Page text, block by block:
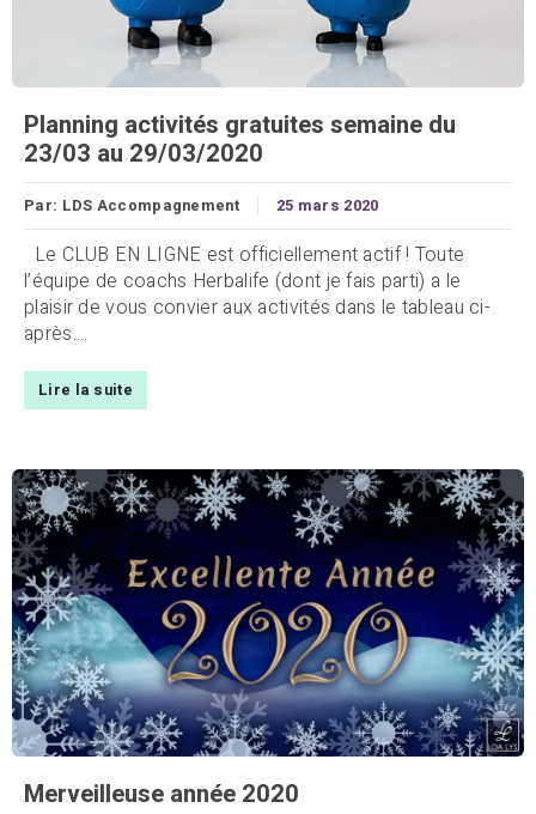
Planning activités gratuites semaine du
23/03 au 29/03/2020
Par: LDS Accompagnement 25 mars 2020
Le CLUB EN LIGNE est officiellement actif ! Toute
l’équipe de coachs Herbalife (dont je fais parti) a le
plaisir de vous convier aux activités dans le tableau ci-
après....
Lire la suite
Merveilleuse année 2020